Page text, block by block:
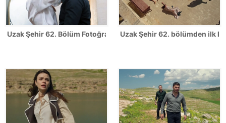
Uzak Şehir 62. Bölüm FotoğraflarıUzak Şehir 62. bölümden ilk